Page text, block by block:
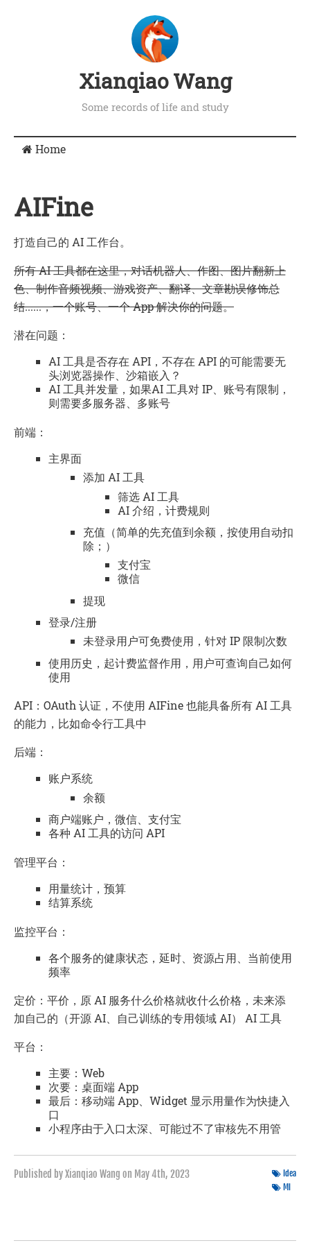
Xianqiao Wang
Some records of life and study
Home
AIFine
打造自己的 AI 工作台。
所有 AI 工具都在这里，对话机器人、作图、图片翻新上
色、制作音频视频、游戏资产、翻译、文章勘误修饰总
结......，一个账号、一个 App 解决你的问题。
潜在问题：
AI 工具是否存在 API，不存在 API 的可能需要无
头浏览器操作、沙箱嵌入？
AI 工具并发量，如果AI 工具对 IP、账号有限制，
则需要多服务器、多账号
前端：
主界面
添加 AI 工具
筛选 AI 工具
AI 介绍，计费规则
充值（简单的先充值到余额，按使用自动扣
除；）
支付宝
微信
提现
登录/注册
未登录用户可免费使用，针对 IP 限制次数
使用历史，起计费监督作用，用户可查询自己如何
使用
API：OAuth 认证，不使用 AIFine 也能具备所有 AI 工具
的能力，比如命令行工具中
后端：
账户系统
余额
商户端账户，微信、支付宝
各种 AI 工具的访问 API
管理平台：
用量统计，预算
结算系统
监控平台：
各个服务的健康状态，延时、资源占用、当前使用
频率
定价：平价，原 AI 服务什么价格就收什么价格，未来添
加自己的（开源 AI、自己训练的专用领域 AI） AI 工具
平台：
主要：Web
次要：桌面端 App
最后：移动端 App、Widget 显示用量作为快捷入
口
小程序由于入口太深、可能过不了审核先不用管
Published by Xianqiao Wang on May 4th, 2023
Idea
Ml